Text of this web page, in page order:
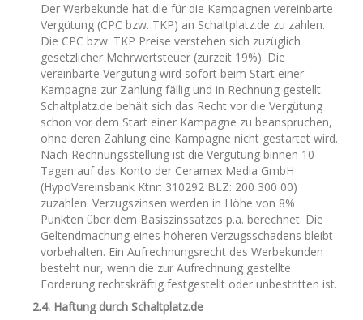
Der Werbekunde hat die für die Kampagnen vereinbarte
Vergütung (CPC bzw. TKP) an Schaltplatz.de zu zahlen.
Die CPC bzw. TKP Preise verstehen sich zuzüglich
gesetzlicher Mehrwertsteuer (zurzeit 19%). Die
vereinbarte Vergütung wird sofort beim Start einer
Kampagne zur Zahlung fällig und in Rechnung gestellt.
Schaltplatz.de behält sich das Recht vor die Vergütung
schon vor dem Start einer Kampagne zu beanspruchen,
ohne deren Zahlung eine Kampagne nicht gestartet wird.
Nach Rechnungsstellung ist die Vergütung binnen 10
Tagen auf das Konto der Ceramex Media GmbH
(HypoVereinsbank Ktnr: 310292 BLZ: 200 300 00)
zuzahlen. Verzugszinsen werden in Höhe von 8%
Punkten über dem Basiszinssatzes p.a. berechnet. Die
Geltendmachung eines höheren Verzugsschadens bleibt
vorbehalten. Ein Aufrechnungsrecht des Werbekunden
besteht nur, wenn die zur Aufrechnung gestellte
Forderung rechtskräftig festgestellt oder unbestritten ist.
2.4. Haftung durch Schaltplatz.de